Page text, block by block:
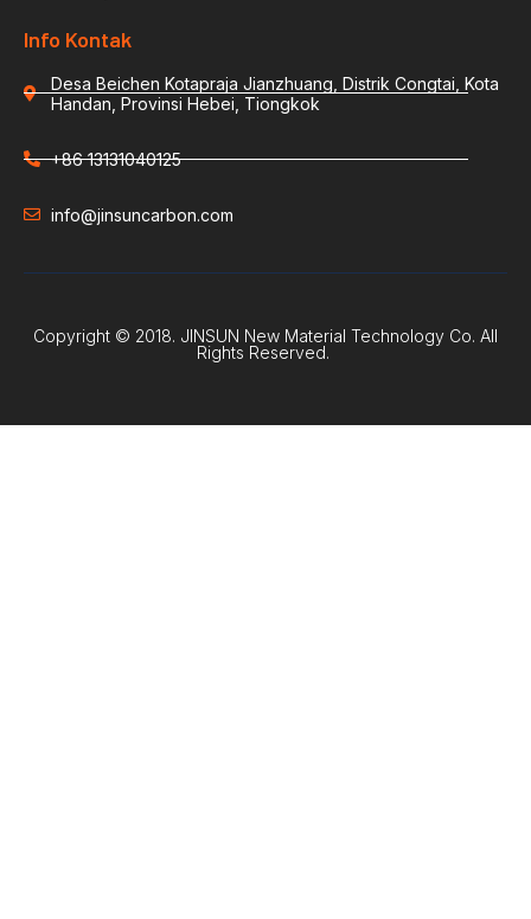
Info Kontak
Desa Beichen Kotapraja Jianzhuang, Distrik Congtai, Kota
Handan, Provinsi Hebei, Tiongkok
+86 13131040125
info@jinsuncarbon.com
Copyright © 2018. JINSUN New Material Technology Co. All
Rights Reserved.